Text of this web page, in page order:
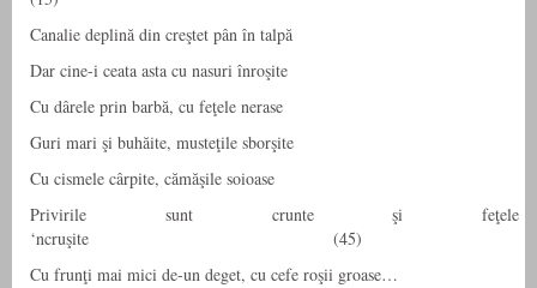
Canalie deplină din creştet pân în talpă
Dar cine-i ceata asta cu nasuri înroşite
Cu dârele prin barbă, cu feţele nerase
Guri mari şi buhăite, musteţile sborşite
Cu cismele cârpite, cămăşile soioase
Privirile sunt crunte şi feţele
‘ncruşite (45)
Cu frunţi mai mici de-un deget, cu cefe roşii groase…